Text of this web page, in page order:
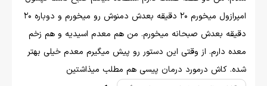
امپرازول میخورم 20 دقیقه بعدش دمنوش رو میخورم و دوباره 20
دقیقه بعدش صبحانه میخورم. من هم معدم اسیدیه و هم زخم
معده دارم. از وقتی این دستور رو پیش میگیرم معدم خیلی بهتر
شده. کاش درمورد درمان پیسی هم مطلب میذاشتین